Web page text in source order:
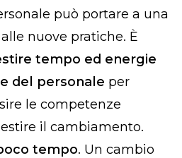
può portare a una
nuove pratiche. È
tempo ed energie
del personale per
le competenze
il cambiamento.
tempo. Un cambio